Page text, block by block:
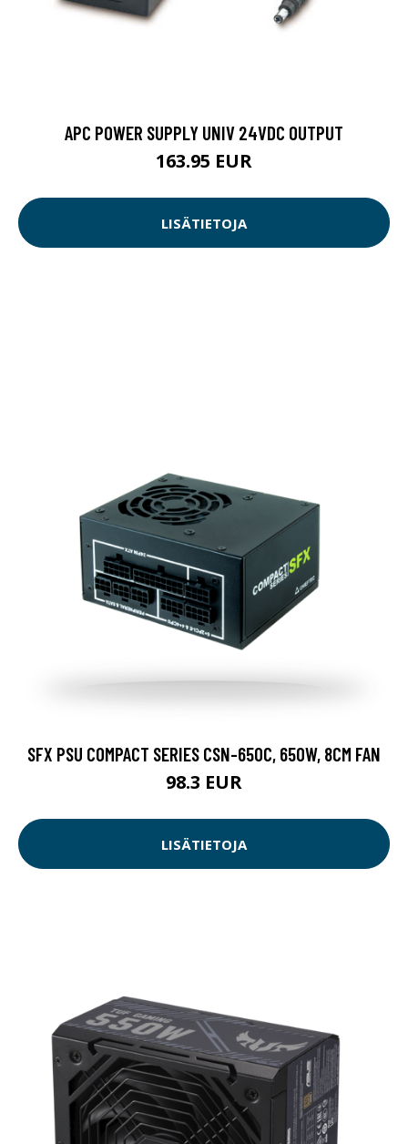
APC POWER SUPPLY UNIV 24VDC OUTPUT
163.95 EUR
LISÄTIETOJA
SFX PSU COMPACT SERIES CSN-650C, 650W, 8CM FAN
98.3 EUR
LISÄTIETOJA